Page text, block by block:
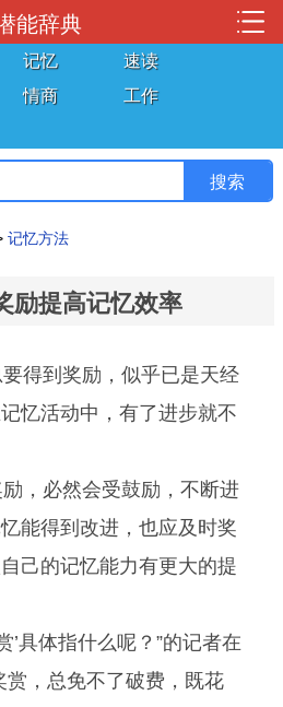
能辞典
记忆
速读
情商
工作
记忆方法
励提高记忆效率
到奖励，似乎已是天经
忆活动中，有了进步就不
必然会受鼓励，不断进
能得到改进，也应及时奖
己的记忆能力有更大的提
具体指什么呢？”的记者在
赏，总免不了破费，既花